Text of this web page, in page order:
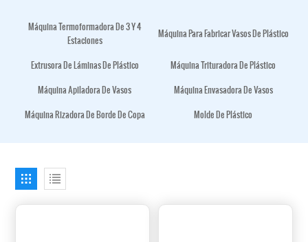
Máquina Termoformadora De 3 Y 4
Estaciones
Máquina Para Fabricar Vasos De Plástico
Extrusora De Láminas De Plástico
Máquina Trituradora De Plástico
Máquina Apiladora De Vasos
Máquina Envasadora De Vasos
Máquina Rizadora De Borde De Copa
Molde De Plástico